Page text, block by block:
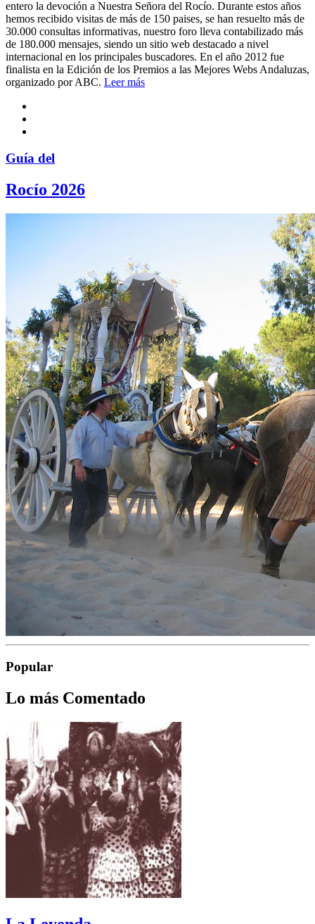
entero la devoción a Nuestra Señora del Rocío. Durante estos años
hemos recibido visitas de más de 150 paises, se han resuelto más de
30.000 consultas informativas, nuestro foro lleva contabilizado más
de 180.000 mensajes, siendo un sitio web destacado a nivel
internacional en los principales buscadores. En el año 2012 fue
finalista en la Edición de los Premios a las Mejores Webs Andaluzas,
organizado por ABC. Leer más
Guía del
Rocío 2026
Popular
Lo más Comentado